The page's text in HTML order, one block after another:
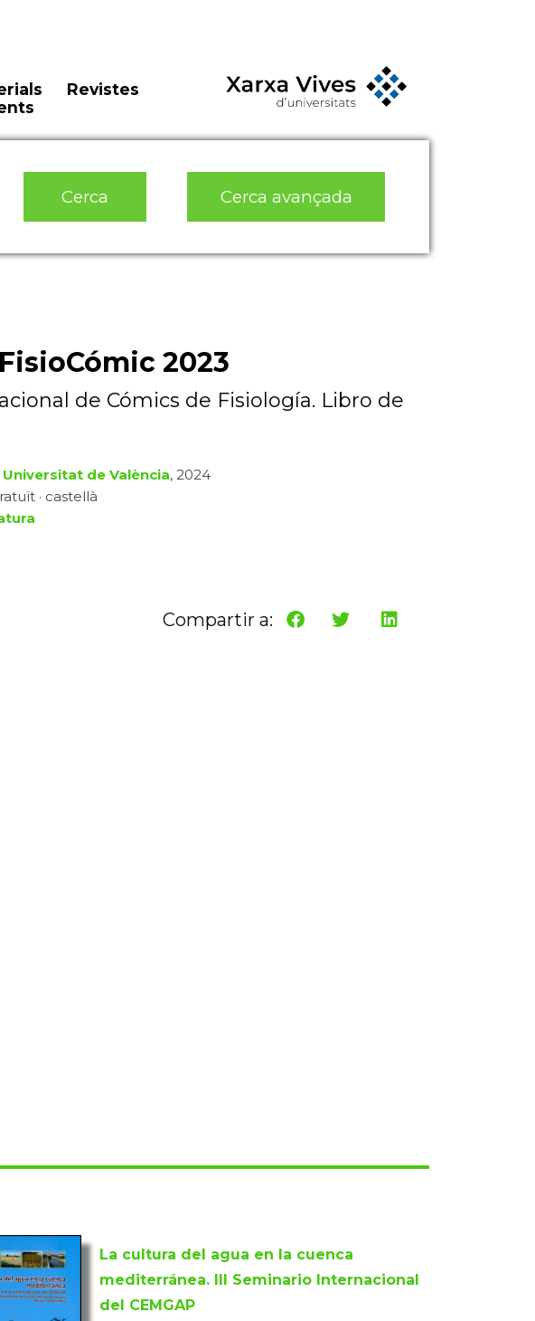
Revistes
Cerca Cerca avançada
FisioCómic 2023
de Cómics de Fisiología. Libro de
de València, 2024
· castellà
Compartir a:
La cultura del agua en la cuenca
mediterránea. III Seminario Internacional
del CEMGAP